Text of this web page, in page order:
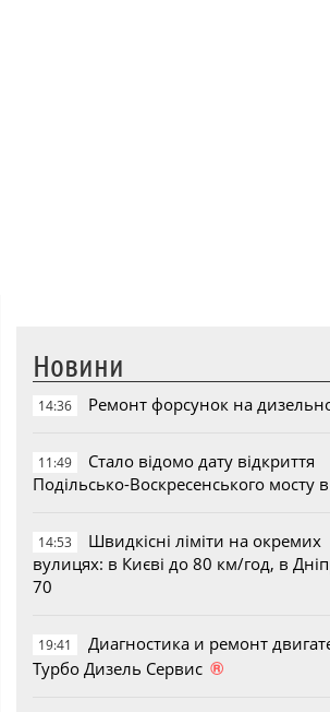
Новини
14:36 Ремонт форсунок на
11:49
Стало відомо дату відкриття
Подільсько-Воскресенського мосту в
14:53
Швидкісні ліміти на окремих
вулицях: в Києві до 80 км/год, в
70
19:41
Диагностика и ремонт
Турбо Дизель Сервис ®